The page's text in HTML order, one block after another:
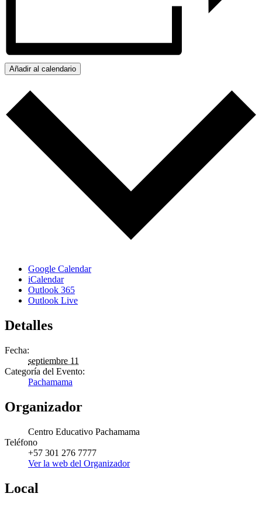
Añadir al calendario
Google Calendar
iCalendar
Outlook 365
Outlook Live
Detalles
Fecha:
septiembre 11
Categoría del Evento:
Pachamama
Organizador
Centro Educativo Pachamama
Teléfono
+57 301 276 7777
Ver la web del Organizador
Local